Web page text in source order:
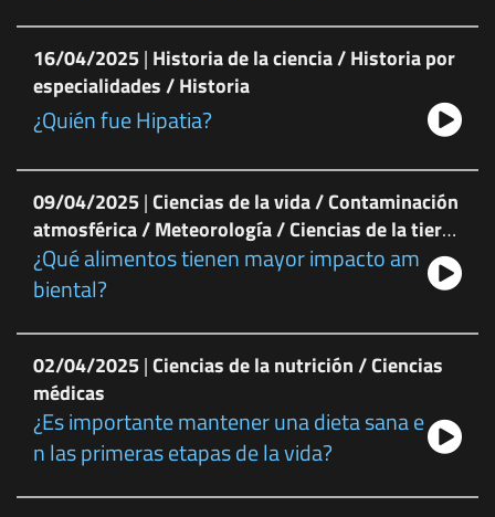
16/04/2025| Historia de la ciencia / Historia por
especialidades / Historia
¿Quién fue Hipatia?
09/04/2025|Ciencias de la vida / Contaminación
atmosférica / Meteorología / Ciencias de la tierra
y del espacio
¿Qué alimentos tienen mayor impacto am
biental?
02/04/2025|Ciencias de la nutrición / Ciencias
médicas
¿Es importante mantener una dieta sana e
n las primeras etapas de la vida?